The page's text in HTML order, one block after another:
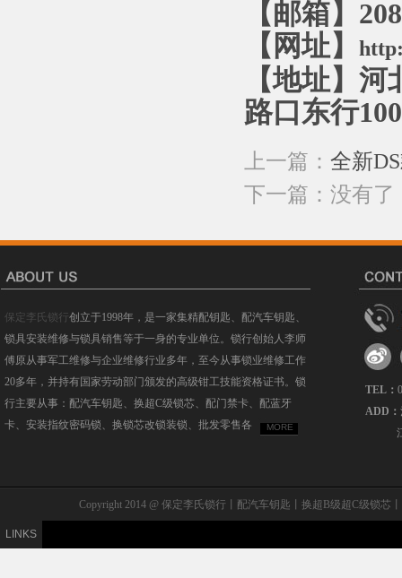
【邮箱】
【网址】
【地址】
路口东行
上一篇： 全新
下一篇：没有了
保定李氏锁行创立于1998年，是一家集精配钥匙、配汽车钥匙、
锁具安装维修与锁具销售等于一身的专业单位。锁行创始人李师
傅原从事军工维修与企业维修行业多年，至今从事锁业维修工作
20多年，并持有国家劳动部门颁发的高级钳工技能资格证书。锁
行主要从事：配汽车钥匙、换超C级锁芯、配门禁卡、配蓝牙
卡、安装指纹密码锁、换锁芯改锁装锁、批发零售各
MORE
TEL：
ADD：
Copyright 2014 @ 保定李氏锁行丨配汽车钥匙丨换超B级超C级锁
LINKS